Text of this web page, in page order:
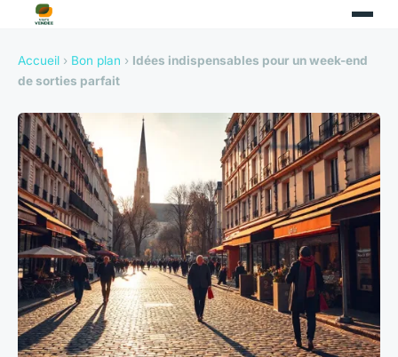
Accueil › Bon plan › Idées indispensables pour un week-end
de sorties parfait